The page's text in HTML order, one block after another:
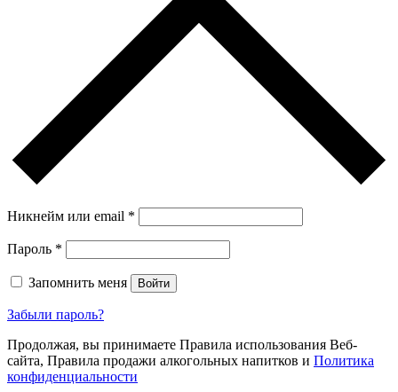
Никнейм или email *
Пароль *
Запомнить меня Войти
Забыли пароль?
Продолжая, вы принимаете Правила использования Веб-
сайта, Правила продажи алкогольных напитков и Политика
конфиденциальности